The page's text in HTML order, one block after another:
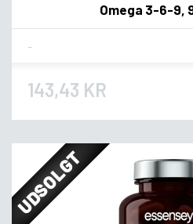
Omega 3-6-9,
143,43 KR
UDSOLGT